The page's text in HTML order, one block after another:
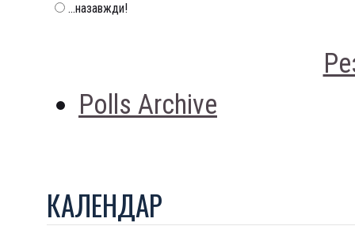
...назавжди!
Polls Archive
КАЛЕНДАР